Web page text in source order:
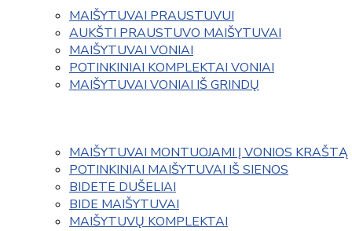
MAIŠYTUVAI PRAUSTUVUI
AUKŠTI PRAUSTUVO MAIŠYTUVAI
MAIŠYTUVAI VONIAI
POTINKINIAI KOMPLEKTAI VONIAI
MAIŠYTUVAI VONIAI IŠ GRINDŲ
MAIŠYTUVAI MONTUOJAMI Į VONIOS KRAŠTĄ
POTINKINIAI MAIŠYTUVAI IŠ SIENOS
BIDETE DUŠELIAI
BIDE MAIŠYTUVAI
MAIŠYTUVŲ KOMPLEKTAI